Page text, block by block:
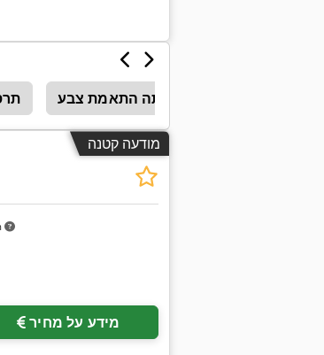
הבקתה התאמת צבע
מודעה קטנה
מידע על מחיר